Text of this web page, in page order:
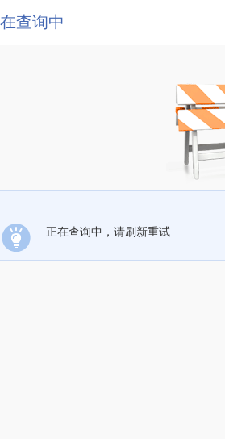
查询中
正在查询中，请刷新重试